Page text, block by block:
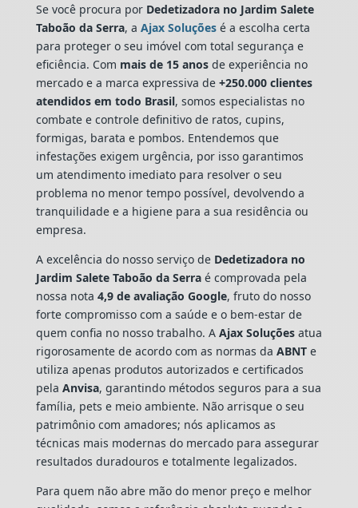
Se você procura por Dedetizadora no Jardim Salete
Taboão da Serra, a Ajax Soluçõesé a escolha certa
para proteger o seu imóvel com total segurança e
eficiência. Com mais de 15 anosde experiência no
mercado e a marca expressiva de+250.000 clientes
atendidos em todo Brasil, somos especialistas no
combate e controle definitivo de ratos, cupins,
formigas, barata e pombos. Entendemos que
infestações exigem urgência, por isso garantimos
um atendimento imediato para resolver o seu
problema no menor tempo possível, devolvendo a
tranquilidade e a higiene para a sua residência ou
empresa.
A excelência do nosso serviço de Dedetizadora no
Jardim Salete Taboão da Serraé comprovada pela
nossa nota 4,9 de avaliação Google, fruto do nosso
forte compromisso com a saúde e o bem-estar de
quem confia no nosso trabalho. A Ajax Soluçõesatua
rigorosamente de acordo com as normas da ABNTe
utiliza apenas produtos autorizados e certificados
pela Anvisa, garantindo métodos seguros para a sua
família, pets e meio ambiente. Não arrisque o seu
patrimônio com amadores; nós aplicamos as
técnicas mais modernas do mercado para assegurar
resultados duradouros e totalmente legalizados.
Para quem não abre mão do menor preço e melhor